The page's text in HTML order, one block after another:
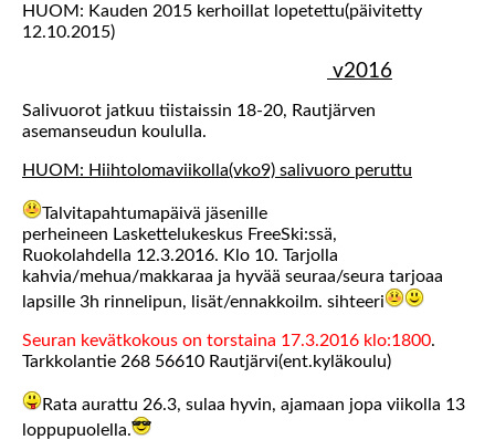
HUOM: Kauden 2015 kerhoillat lopetettu(päivitetty
12.10.2015)
v2016
Salivuorot jatkuu tiistaissin 18-20, Rautjärven
asemanseudun koululla.
HUOM: Hiihtolomaviikolla(vko9) salivuoro peruttu
Talvitapahtumapäivä jäsenille
perheineen Laskettelukeskus FreeSki:ssä,
Ruokolahdella 12.3.2016. Klo 10. Tarjolla
kahvia/mehua/makkaraa ja hyvää seuraa/seura tarjoaa
lapsille 3h rinnelipun, lisät/ennakkoilm. sihteeri
Seuran kevätkokous on torstaina 17.3.2016 klo:1800.
Tarkkolantie 268 56610 Rautjärvi(ent.kyläkoulu)
Rata aurattu 26.3, sulaa hyvin, ajamaan jopa viikolla 13
loppupuolella.